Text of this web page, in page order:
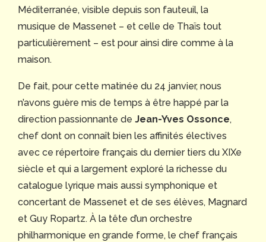
Méditerranée, visible depuis son fauteuil, la
musique de Massenet – et celle de Thaïs tout
particulièrement – est pour ainsi dire comme à la
maison.
De fait, pour cette matinée du 24 janvier, nous
n’avons guère mis de temps à être happé par la
direction passionnante de Jean-Yves Ossonce,
chef dont on connaît bien les affinités électives
avec ce répertoire français du dernier tiers du XIXe
siècle et qui a largement exploré la richesse du
catalogue lyrique mais aussi symphonique et
concertant de Massenet et de ses élèves, Magnard
et Guy Ropartz. À la tête d’un orchestre
philharmonique en grande forme, le chef français